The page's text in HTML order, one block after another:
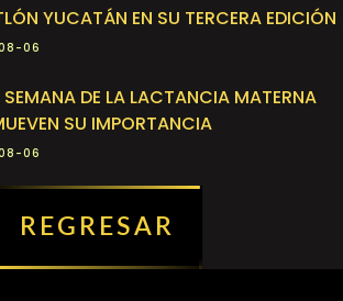
YUCATÁN EN SU TERCERA EDICIÓN
06
SEMANA DE LA LACTANCIA MATERNA
SU IMPORTANCIA
06
REGRESAR